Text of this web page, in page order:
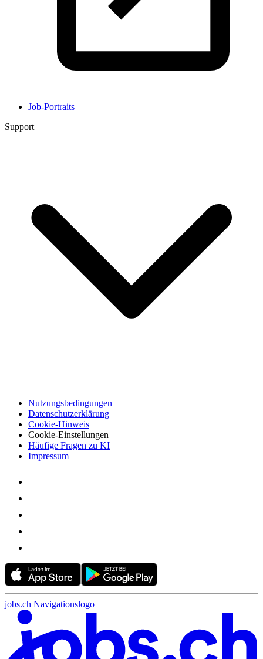
Job-Portraits
Support
Nutzungsbedingungen
Datenschutzerklärung
Cookie-Hinweis
Cookie-Einstellungen
Häufige Fragen zu KI
Impressum
jobs.ch Navigationslogo